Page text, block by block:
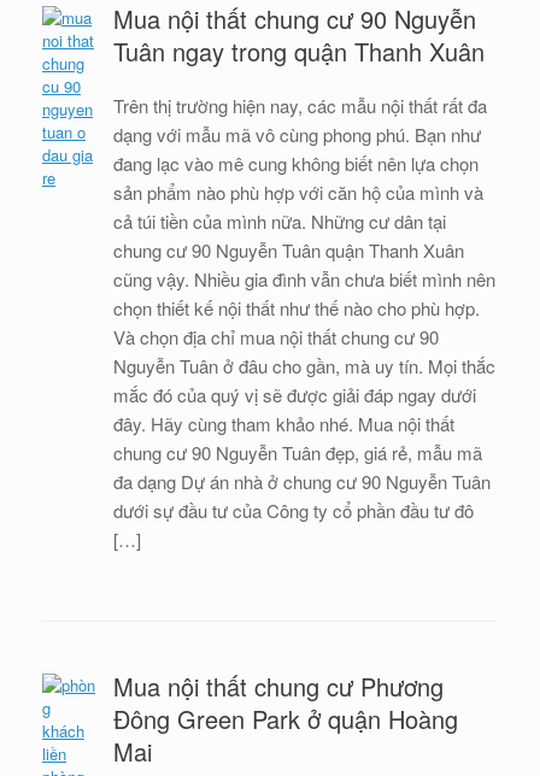
Mua nội thất chung cư 90 Nguyễn
Tuân ngay trong quận Thanh Xuân
Trên thị trường hiện nay, các mẫu nội thất rất đa
dạng với mẫu mã vô cùng phong phú. Bạn như
đang lạc vào mê cung không biết nên lựa chọn
sản phẩm nào phù hợp với căn hộ của mình và
cả túi tiền của mình nữa. Những cư dân tại
chung cư 90 Nguyễn Tuân quận Thanh Xuân
cũng vậy. Nhiều gia đình vẫn chưa biết mình nên
chọn thiết kế nội thất như thế nào cho phù hợp.
Và chọn địa chỉ mua nội thất chung cư 90
Nguyễn Tuân ở đâu cho gần, mà uy tín. Mọi thắc
mắc đó của quý vị sẽ được giải đáp ngay dưới
đây. Hãy cùng tham khảo nhé. Mua nội thất
chung cư 90 Nguyễn Tuân đẹp, giá rẻ, mẫu mã
đa dạng Dự án nhà ở chung cư 90 Nguyễn Tuân
dưới sự đầu tư của Công ty cổ phần đầu tư đô
[…]
Mua nội thất chung cư Phương
Đông Green Park ở quận Hoàng
Mai